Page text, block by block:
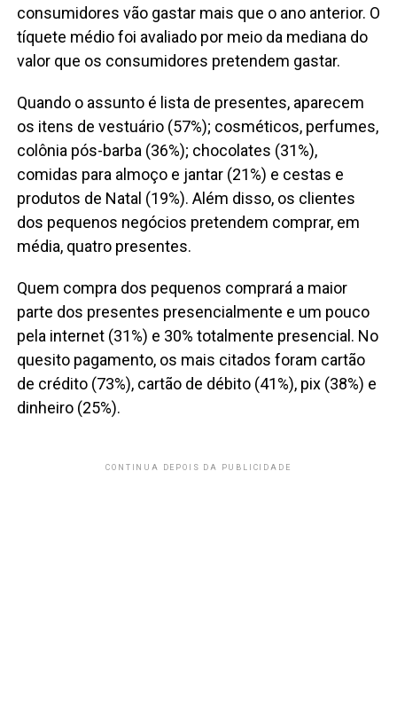
consumidores vão gastar mais que o ano anterior. O
tíquete médio foi avaliado por meio da mediana do
valor que os consumidores pretendem gastar.
Quando o assunto é lista de presentes, aparecem
os itens de vestuário (57%); cosméticos, perfumes,
colônia pós-barba (36%); chocolates (31%),
comidas para almoço e jantar (21%) e cestas e
produtos de Natal (19%). Além disso, os clientes
dos pequenos negócios pretendem comprar, em
média, quatro presentes.
Quem compra dos pequenos comprará a maior
parte dos presentes presencialmente e um pouco
pela internet (31%) e 30% totalmente presencial. No
quesito pagamento, os mais citados foram cartão
de crédito (73%), cartão de débito (41%), pix (38%) e
dinheiro (25%).
CONTINUA DEPOIS DA PUBLICIDADE